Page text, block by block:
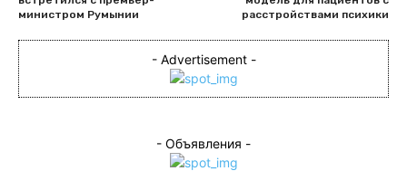
министром Румынии
расстройствами психики
- Advertisement -
- Объявления -